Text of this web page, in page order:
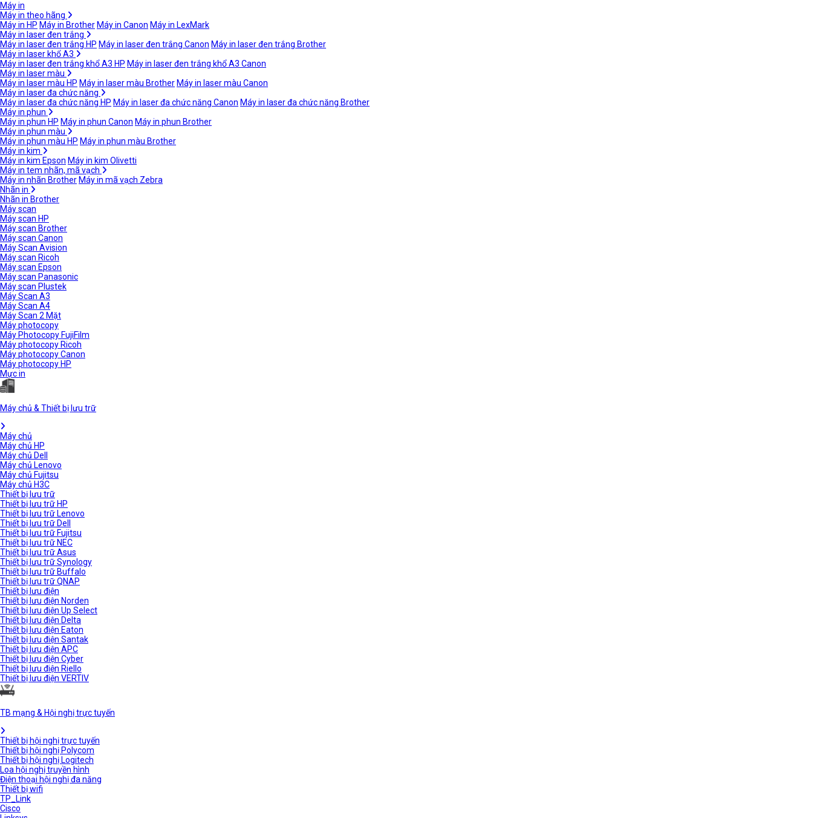
Máy in
Máy in theo hãng
Máy in HP Máy in Brother Máy in Canon Máy in LexMark
Máy in laser đen trắng
Máy in laser đen trắng HP Máy in laser đen trắng Canon Máy in laser đen trắng Brother
Máy in laser khổ A3
Máy in laser đen trắng khổ A3 HP Máy in laser đen trắng khổ A3 Canon
Máy in laser màu
Máy in laser màu HP Máy in laser màu Brother Máy in laser màu Canon
Máy in laser đa chức năng
Máy in laser đa chức năng HP Máy in laser đa chức năng Canon Máy in laser đa chức năng Brother
Máy in phun
Máy in phun HP Máy in phun Canon Máy in phun Brother
Máy in phun màu
Máy in phun màu HP Máy in phun màu Brother
Máy in kim
Máy in kim Epson Máy in kim Olivetti
Máy in tem nhãn, mã vạch
Máy in nhãn Brother Máy in mã vạch Zebra
Nhãn in
Nhãn in Brother
Máy scan
Máy scan HP
Máy scan Brother
Máy scan Canon
Máy Scan Avision
Máy scan Ricoh
Máy scan Epson
Máy scan Panasonic
Máy scan Plustek
Máy Scan A3
Máy Scan A4
Máy Scan 2 Mặt
Máy photocopy
Máy Photocopy FujiFilm
Máy photocopy Ricoh
Máy photocopy Canon
Máy photocopy HP
Mực in
Máy chủ & Thiết bị lưu trữ
Máy chủ
Máy chủ HP
Máy chủ Dell
Máy chủ Lenovo
Máy chủ Fujitsu
Máy chủ H3C
Thiết bị lưu trữ
Thiết bị lưu trữ HP
Thiết bị lưu trữ Lenovo
Thiết bị lưu trữ Dell
Thiết bị lưu trữ Fujitsu
Thiết bị lưu trữ NEC
Thiết bị lưu trữ Asus
Thiết bị lưu trữ Synology
Thiết bị lưu trữ Buffalo
Thiết bị lưu trữ QNAP
Thiết bị lưu điện
Thiết bị lưu điện Norden
Thiết bị lưu điện Up Select
Thiết bị lưu điện Delta
Thiết bị lưu điện Eaton
Thiết bị lưu điện Santak
Thiết bị lưu điện APC
Thiết bị lưu điện Cyber
Thiết bị lưu điện Riello
Thiết bị lưu điện VERTIV
TB mạng & Hội nghị trực tuyến
Thiết bị hội nghị trực tuyến
Thiết bị hội nghị Polycom
Thiết bị hội nghị Logitech
Loa hội nghị truyền hình
Điện thoại hội nghị đa năng
Thiết bị wifi
TP_Link
Cisco